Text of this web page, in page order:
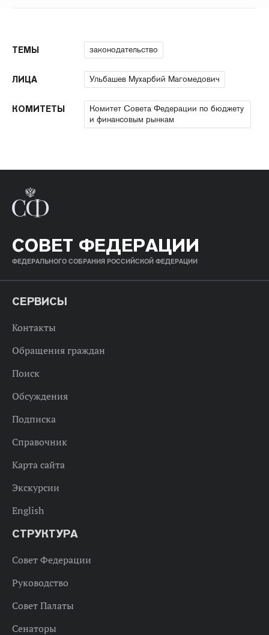
ТЕМЫ законодательство
ЛИЦА Ульбашев Мухарбий Магомедович
КОМИТЕТЫ
Комитет Совета Федерации по бюджету
и финансовым рынкам
СОВЕТ ФЕДЕРАЦИИ
ФЕДЕРАЛЬНОГО СОБРАНИЯ РОССИЙСКОЙ ФЕДЕРАЦИИ
СЕРВИСЫ
Контакты
Обращения граждан
Поиск
Обсуждения
Подписка
Справочник
Карта сайта
Экскурсии
English
СТРУКТУРА
Совет Федерации
Руководство
Совет Палаты
Сенаторы